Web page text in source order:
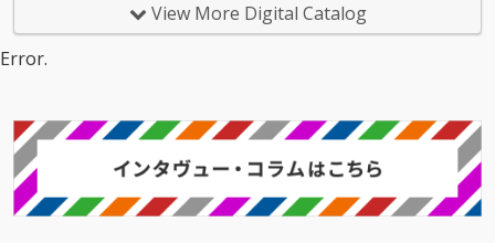
View More Digital Catalog
Error.